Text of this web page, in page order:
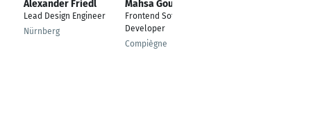
Alexander Friedl
Lead Design Engineer
Nürnberg
Mahsa Goudarzi
Frontend Software
Developer
Compiègne